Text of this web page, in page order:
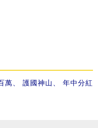
萬 護國神山 年中分紅